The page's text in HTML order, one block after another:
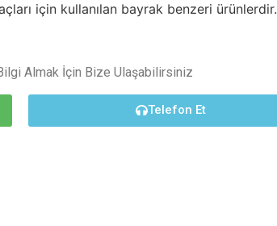
için kullanılan bayrak benzeri ürünlerdir.
Almak İçin Bize Ulaşabilirsiniz
Telefon Et